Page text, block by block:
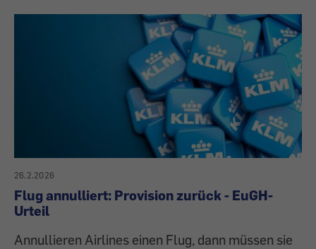
26.2.2026
Flug annulliert: Provision zurück - EuGH-
Urteil
Annullieren Airlines einen Flug, dann müssen sie